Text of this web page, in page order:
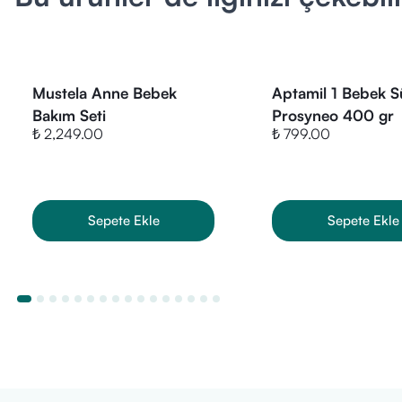
Kuşburnu
Isırgan
B3, B6, B2,
desteklerken
Mustela Anne Bebek
Bakım Seti
₺ 2,249.00
Sepete Ekle
Aptamil 1 Bebek
Prosyneo 400 gr
₺ 799.00
Sepete Ekle